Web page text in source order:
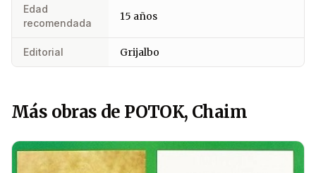
Edad
recomendada
15 años
Editorial Grijalbo
Más obras de POTOK, Chaim